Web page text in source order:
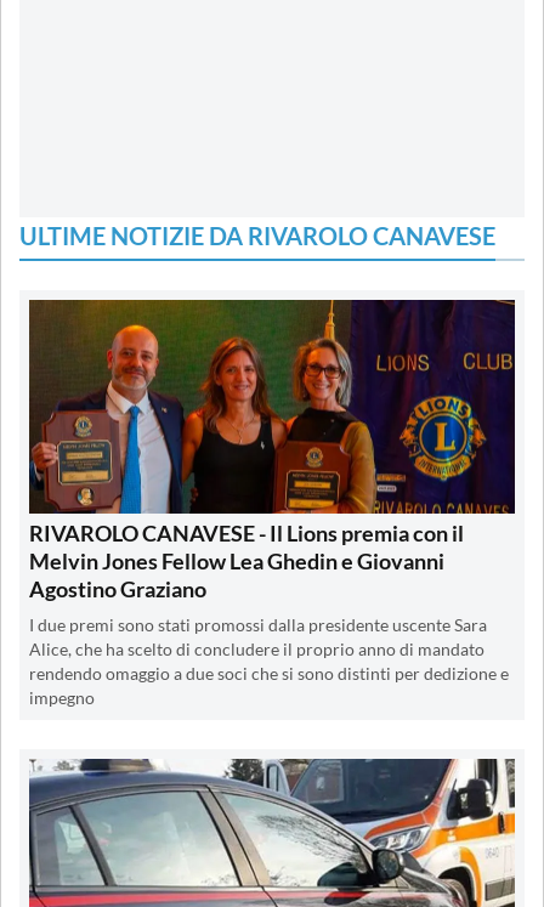
ULTIME NOTIZIE DA RIVAROLO CANAVESE
RIVAROLO CANAVESE - Il Lions premia con il
Melvin Jones Fellow Lea Ghedin e Giovanni
Agostino Graziano
I due premi sono stati promossi dalla presidente uscente Sara
Alice, che ha scelto di concludere il proprio anno di mandato
rendendo omaggio a due soci che si sono distinti per dedizione e
impegno